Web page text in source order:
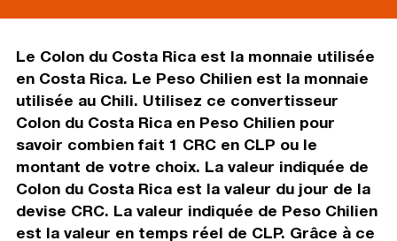
Le Colon du Costa Rica est la monnaie utilisée
en Costa Rica. Le Peso Chilien est la monnaie
utilisée au Chili. Utilisez ce convertisseur
Colon du Costa Rica en Peso Chilien pour
savoir combien fait 1 CRC en CLP ou le
montant de votre choix. La valeur indiquée de
Colon du Costa Rica est la valeur du jour de la
devise CRC. La valeur indiquée de Peso Chilien
est la valeur en temps réel de CLP. Grâce à ce